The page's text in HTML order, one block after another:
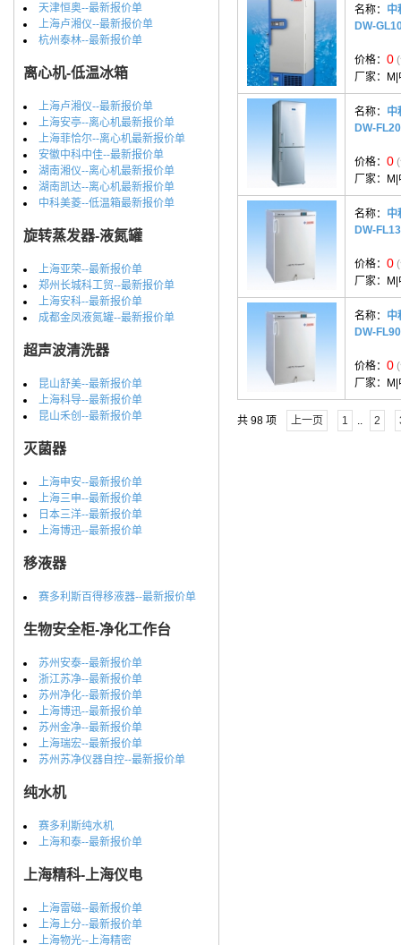
天津恒奥--最新报价单
上海卢湘仪--最新报价单
杭州泰林--最新报价单
离心机-低温冰箱
上海卢湘仪--最新报价单
上海安亭--离心机最新报价单
上海菲恰尔--离心机最新报价单
安徽中科中佳--最新报价单
湖南湘仪--离心机最新报价单
湖南凯达--离心机最新报价单
中科美菱--低温箱最新报价单
旋转蒸发器-液氮罐
上海亚荣--最新报价单
郑州长城科工贸--最新报价单
上海安科--最新报价单
成都金凤液氮罐--最新报价单
超声波清洗器
昆山舒美--最新报价单
上海科导--最新报价单
昆山禾创--最新报价单
灭菌器
上海申安--最新报价单
上海三申--最新报价单
日本三洋--最新报价单
上海博迅--最新报价单
移液器
赛多利斯百得移液器--最新报价单
生物安全柜-净化工作台
苏州安泰--最新报价单
浙江苏净--最新报价单
苏州净化--最新报价单
上海博迅--最新报价单
苏州金净--最新报价单
上海瑞宏--最新报价单
苏州苏净仪器自控--最新报价单
纯水机
赛多利斯纯水机
上海和泰--最新报价单
上海精科-上海仪电
上海雷磁--最新报价单
上海上分--最新报价单
上海物光--上海精密
名称： 中
DW-
价格： 0
厂家： M|
名称： 中
DW-
价格： 0
厂家： M|
名称： 中
DW-
价格： 0
厂家： M|
名称： 中
DW-
价格： 0
厂家： M|
共 98 项 上一页 1 .. 2